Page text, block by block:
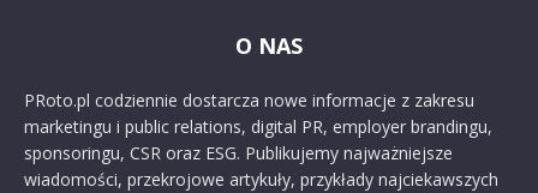
O NAS
PRoto.pl codziennie dostarcza nowe informacje z zakresu
marketingu i public relations, digital PR, employer brandingu,
sponsoringu, CSR oraz ESG. Publikujemy najważniejsze
wiadomości, przekrojowe artykuły, przykłady najciekawszych